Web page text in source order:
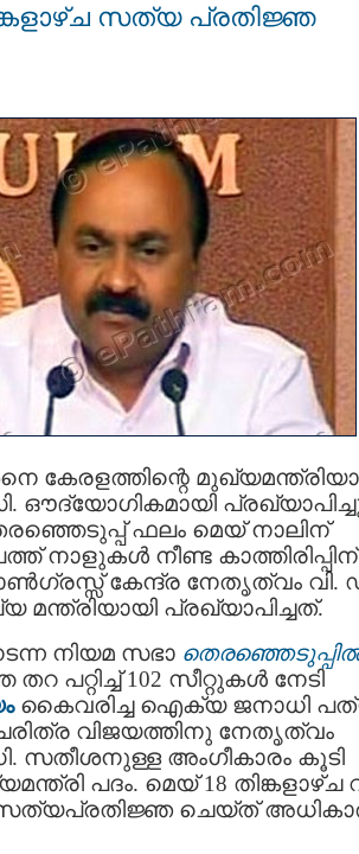
സത്യ പ്രതിജ്ഞ
കേരളത്തിന്റെ
ഔദ്യോഗികമായി
ഫലം മെയ് നാലിന്
നാളുകൾ നീണ്ട കാത്തിരിപ്പിന്
കേന്ദ്ര നേതൃത്വം വി.
പ്രഖ്യാപിച്ചത്.
നിയമ സഭാ
പറ്റിച്ച് 102 സീറ്റുകൾ നേടി
കൈവരിച്ച ഐക്യ ജനാധി
വിജയത്തിനു നേതൃത്വം
സതീശനുള്ള അംഗീകാരം കൂടി
പദം. മെയ് 18 തിങ്കളാഴ്ച
ചെയ്ത്